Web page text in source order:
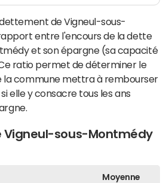
de Vigneul-sous-
entre l'encours de la dette
et son épargne (sa capacité
ratio permet de déterminer le
la commune mettra à rembourser
elle y consacre tous les ans
Vigneul-sous-Montmédy
Moyenne